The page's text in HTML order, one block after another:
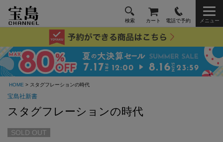
検索 カート 電話で予約 メニュー
HOME > スタグフレーションの時代
宝島社新書
スタグフレーションの時代
SOLD OUT